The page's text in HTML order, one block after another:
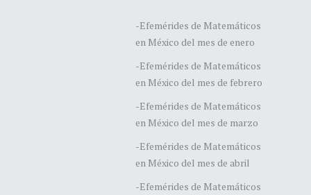
-Efemérides de Matemáticos
en México del mes de enero
-Efemérides de Matemáticos
en México del mes de febrero
-Efemérides de Matemáticos
en México del mes de marzo
-Efemérides de Matemáticos
en México del mes de abril
-Efemérides de Matemáticos